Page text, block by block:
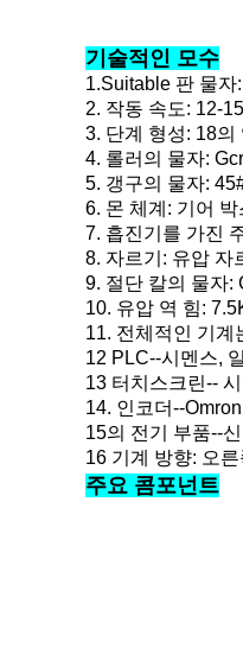
기술적인 모수
1.Suitable 판 물자
2. 작동 속도: 12-
3. 단계 형성: 18의
4. 롤러의 물자:
5. 갱구의 물자:
6. 몬 체계: 기어 박
7. 흡진기를 가진
8. 자르기: 유압 자
9. 절단 칼의 물자:
10. 유압 역 힘:
11. 전체적인 기계
12 PLC--시멘스,
13 터치스크린--
14. 인코더--
15의 전기 부품--
16 기계 방향: 오
주요 콤포넌트